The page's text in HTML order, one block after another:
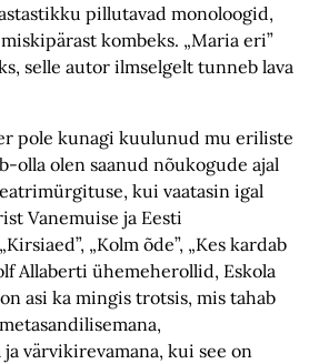
pillutavad monoloogid,
kombeks. „Maria eri”
selle autor ilmselgelt tunneb lava
pole kunagi kuulunud mu eriliste
olla olen saanud nõukogude ajal
kui vaatasin igal
Vanemuise ja Eesti
„Kolm õde”, „Kes kardab
Allaberti ühemeherollid, Eskola
asi ka mingis trotsis, mis tahab
värvikirevamana, kui see on